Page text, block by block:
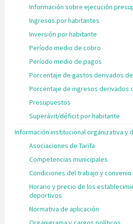
Información sobre ejecución
Ingresos por habitantes
Inversión por habitante
Período medio de cobro
Período medio de pagos
Porcentaje de gastos derivados
Porcentaje de ingresos derivados
Presupuestos
Superávit/déficit por habitante
Información institucional organizativa y
Asociaciones de Tarifa
Competencias municipales
Condiciones del trabajo y
Horario y precio de los
deportivos
Normativa de aplicación